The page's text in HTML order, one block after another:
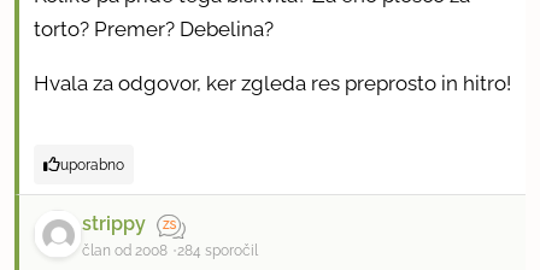
torto? Premer? Debelina?
Hvala za odgovor, ker zgleda res preprosto in hitro!
uporabno
strippy
član od 2008 284 sporočil